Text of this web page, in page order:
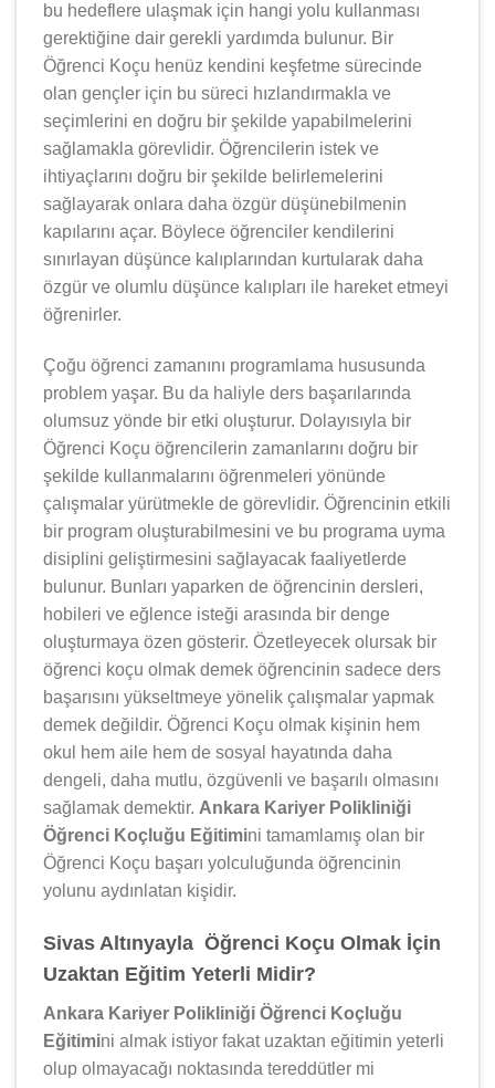
bu hedeflere ulaşmak için hangi yolu kullanması
gerektiğine dair gerekli yardımda bulunur. Bir
Öğrenci Koçu henüz kendini keşfetme sürecinde
olan gençler için bu süreci hızlandırmakla ve
seçimlerini en doğru bir şekilde yapabilmelerini
sağlamakla görevlidir. Öğrencilerin istek ve
ihtiyaçlarını doğru bir şekilde belirlemelerini
sağlayarak onlara daha özgür düşünebilmenin
kapılarını açar. Böylece öğrenciler kendilerini
sınırlayan düşünce kalıplarından kurtularak daha
özgür ve olumlu düşünce kalıpları ile hareket etmeyi
öğrenirler.
Çoğu öğrenci zamanını programlama hususunda
problem yaşar. Bu da haliyle ders başarılarında
olumsuz yönde bir etki oluşturur. Dolayısıyla bir
Öğrenci Koçu öğrencilerin zamanlarını doğru bir
şekilde kullanmalarını öğrenmeleri yönünde
çalışmalar yürütmekle de görevlidir. Öğrencinin etkili
bir program oluşturabilmesini ve bu programa uyma
disiplini geliştirmesini sağlayacak faaliyetlerde
bulunur. Bunları yaparken de öğrencinin dersleri,
hobileri ve eğlence isteği arasında bir denge
oluşturmaya özen gösterir. Özetleyecek olursak bir
öğrenci koçu olmak demek öğrencinin sadece ders
başarısını yükseltmeye yönelik çalışmalar yapmak
demek değildir. Öğrenci Koçu olmak kişinin hem
okul hem aile hem de sosyal hayatında daha
dengeli, daha mutlu, özgüvenli ve başarılı olmasını
sağlamak demektir. Ankara Kariyer Polikliniği
Öğrenci Koçluğu Eğitimini tamamlamış olan bir
Öğrenci Koçu başarı yolculuğunda öğrencinin
yolunu aydınlatan kişidir.
Sivas Altınyayla Öğrenci Koçu Olmak İçin
Uzaktan Eğitim Yeterli Midir?
Ankara Kariyer Polikliniği Öğrenci Koçluğu
Eğitimini almak istiyor fakat uzaktan eğitimin yeterli
olup olmayacağı noktasında tereddütler mi